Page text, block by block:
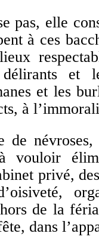
pas, elle
à ces
et
et les
à
de
vouloir
privé,
de la
dans